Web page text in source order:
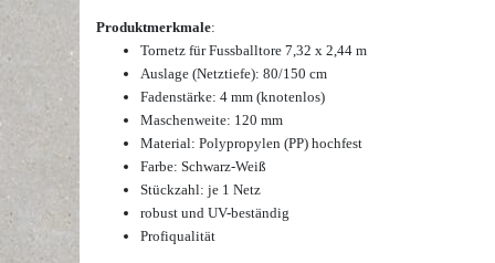
Produktmerkmale:
Tornetz für Fussballtore 7,32 x 2,44 m
Auslage (Netztiefe): 80/150 cm
Fadenstärke: 4 mm (knotenlos)
Maschenweite: 120 mm
Material: Polypropylen (PP) hochfest
Farbe: Schwarz-Weiß
Stückzahl: je 1 Netz
robust und UV-beständig
Profiqualität